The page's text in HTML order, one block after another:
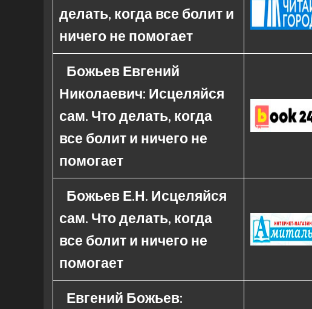
делать, когда все болит и
ничего не помогает
Божьев Евгений
Николаевич: Исцеляйся
сам. Что делать, когда
все болит и ничего не
помогает
Божьев Е.Н. Исцеляйся
сам. Что делать, когда
все болит и ничего не
помогает
Евгений Божьев: